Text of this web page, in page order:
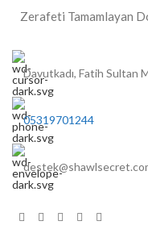
Zerafeti Tamamlayan
Davutkadı, Fatih Sultan
05319701244